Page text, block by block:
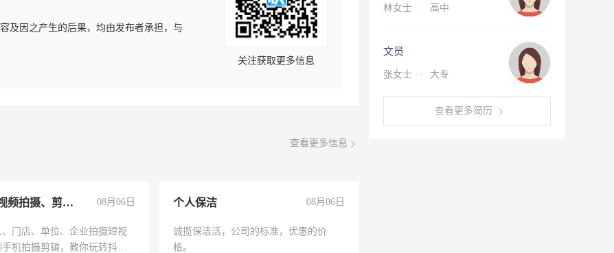
及因之产生的后果，均由发布者承担，与
关注获取更多信息
查看更多信息
手机短视频拍摄、剪辑、抖音快手 08月06日
、门店、单位、企业拍摄短视
机拍摄剪辑，教你玩转抖音
个人保洁 08月06日
诚揽保洁活，公司的标准，优惠的价
格。
林女士 · 高中
文员
张女士 · 大专
查看更多简历